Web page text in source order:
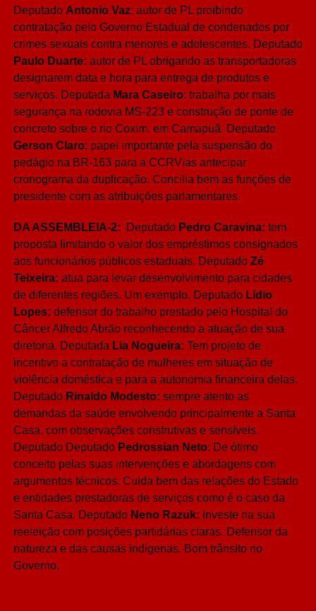
Deputado Antonio Vaz: autor de PL proibindo
contratação pelo Governo Estadual de condenados por
crimes sexuais contra menores e adolescentes. Deputado
Paulo Duarte: autor de PL obrigando as transportadoras
designarem data e hora para entrega de produtos e
serviços. Deputada Mara Caseiro: trabalha por mais
segurança na rodovia MS-223 e construção de ponte de
concreto sobre o rio Coxim, em Camapuã. Deputado
Gerson Claro; papel importante pela suspensão do
pedágio na BR-163 para a CCRVias antecipar
cronograma da duplicação. Concilia bem as funções de
presidente com as atribuições parlamentares.
DA ASSEMBLEIA-2: Deputado Pedro Caravina: tem
proposta limitando o valor dos empréstimos consignados
aos funcionários públicos estaduais. Deputado Zé
Teixeira: atua para levar desenvolvimento para cidades
de diferentes regiões. Um exemplo. Deputado Lídio
Lopes: defensor do trabalho prestado pelo Hospital do
Câncer Alfredo Abrão reconhecendo a atuação de sua
diretoria. Deputada Lia Nogueira: Tem projeto de
incentivo a contratação de mulheres em situação de
violência doméstica e para a autonomia financeira delas.
Deputado Rinaldo Modesto: sempre atento as
demandas da saúde envolvendo principalmente a Santa
Casa, com observações construtivas e sensíveis.
Deputado Deputado Pedrossian Neto: De ótimo
conceito pelas suas intervenções e abordagens com
argumentos técnicos. Cuida bem das relações do Estado
e entidades prestadoras de serviços como é o caso da
Santa Casa. Deputado Neno Razuk: investe na sua
reeleição com posições partidárias claras. Defensor da
natureza e das causas indígenas. Bom trânsito no
Governo.